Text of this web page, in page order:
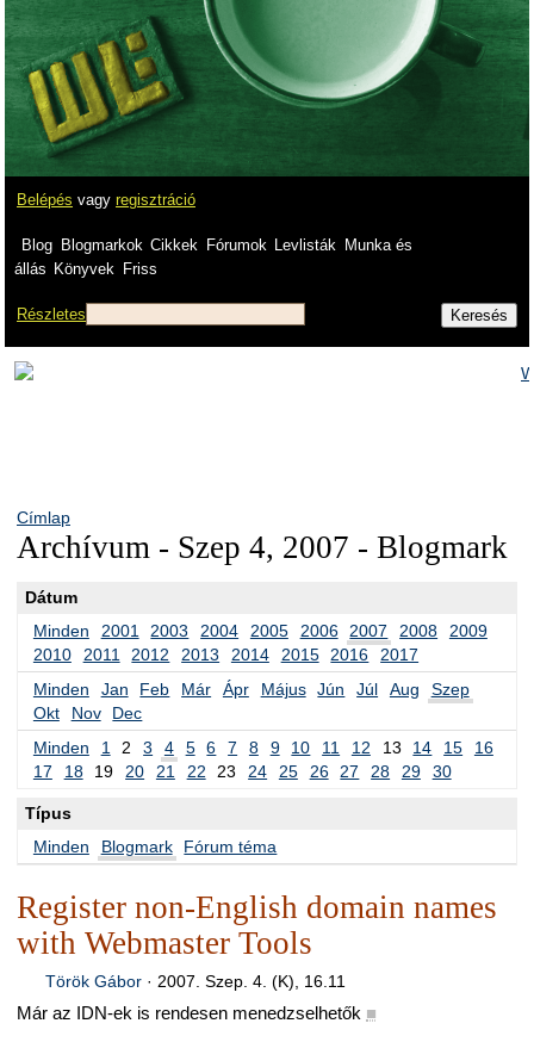
Belépés vagy regisztráció
Blog Blogmarkok Cikkek Fórumok Levlisták
Munka és
állás Könyvek Friss
Részletes
Címlap
Archívum - Szep 4, 2007 - Blogmark
Dátum
Minden
2001 2003 2004 2005 2006 2007 2008
2009
2010
2011 2012 2013 2014 2015 2016
2017
Minden
Jan Feb Már Ápr Május Jún Júl Aug
Szep
Okt
Nov
Dec
Minden
1 2 3 4 5 6 7 8 9 10 11 12 13 14 15
16
17
18 19 20 21 22 23 24 25 26 27 28 29 30
Típus
Minden
Blogmark Fórum téma
Register non-English domain names
with Webmaster Tools
Török Gábor· 2007. Szep. 4. (K), 16.11
Már az IDN-ek is rendesen menedzselhetők ■